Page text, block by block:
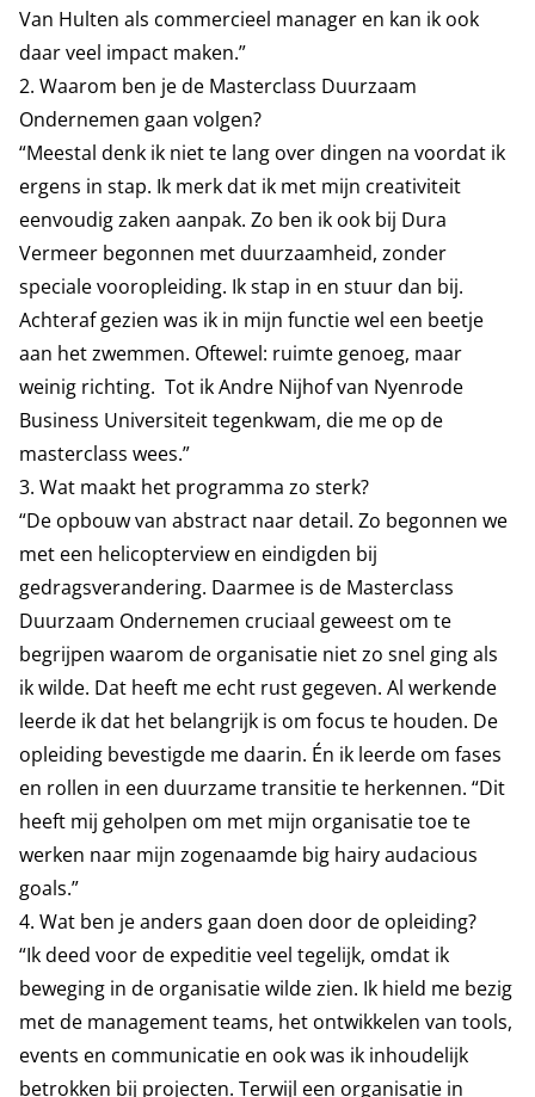
Van Hulten als commercieel manager en kan ik ook
daar veel impact maken.”
2. Waarom ben je de Masterclass Duurzaam
Ondernemen gaan volgen?
“Meestal denk ik niet te lang over dingen na voordat ik
ergens in stap. Ik merk dat ik met mijn creativiteit
eenvoudig zaken aanpak. Zo ben ik ook bij Dura
Vermeer begonnen met duurzaamheid, zonder
speciale vooropleiding. Ik stap in en stuur dan bij.
Achteraf gezien was ik in mijn functie wel een beetje
aan het zwemmen. Oftewel: ruimte genoeg, maar
weinig richting. Tot ik Andre Nijhof van Nyenrode
Business Universiteit tegenkwam, die me op de
masterclass wees.”
3. Wat maakt het programma zo sterk?
“De opbouw van abstract naar detail. Zo begonnen we
met een helicopterview en eindigden bij
gedragsverandering. Daarmee is de Masterclass
Duurzaam Ondernemen cruciaal geweest om te
begrijpen waarom de organisatie niet zo snel ging als
ik wilde. Dat heeft me echt rust gegeven. Al werkende
leerde ik dat het belangrijk is om focus te houden. De
opleiding bevestigde me daarin. Én ik leerde om fases
en rollen in een duurzame transitie te herkennen. “Dit
heeft mij geholpen om met mijn organisatie toe te
werken naar mijn zogenaamde big hairy audacious
goals.”
4. Wat ben je anders gaan doen door de opleiding?
“Ik deed voor de expeditie veel tegelijk, omdat ik
beweging in de organisatie wilde zien. Ik hield me bezig
met de management teams, het ontwikkelen van tools,
events en communicatie en ook was ik inhoudelijk
betrokken bij projecten. Terwijl een organisatie in